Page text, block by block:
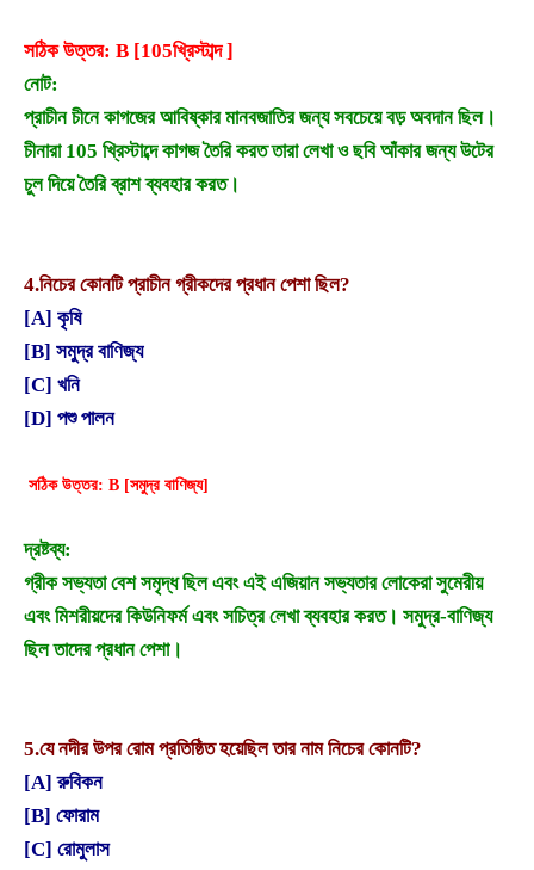
সঠিক উত্তর: B [105খ্রিস্টাব্দ ]
নোট:
প্রাচীন চীনে কাগজের আবিষ্কার মানবজাতির জন্য সবচেয়ে বড় অবদান ছিল।
চীনারা 105 খ্রিস্টাব্দে কাগজ তৈরি করত তারা লেখা ও ছবি আঁকার জন্য উটের
চুল দিয়ে তৈরি ব্রাশ ব্যবহার করত।
4.নিচের কোনটি প্রাচীন গ্রীকদের প্রধান পেশা ছিল?
[A] কৃষি
[B] সমুদ্র বাণিজ্য
[C] খনি
[D] পশু পালন
সঠিক উত্তর: B [সমুদ্র বাণিজ্য]
দ্রষ্টব্য:
গ্রীক সভ্যতা বেশ সমৃদ্ধ ছিল এবং এই এজিয়ান সভ্যতার লোকেরা সুমেরীয়
এবং মিশরীয়দের কিউনিফর্ম এবং সচিত্র লেখা ব্যবহার করত। সমুদ্র-বাণিজ্য
ছিল তাদের প্রধান পেশা।
5.যে নদীর উপর রোম প্রতিষ্ঠিত হয়েছিল তার নাম নিচের কোনটি?
[A] রুবিকন
[B] ফোরাম
[C] রোমুলাস